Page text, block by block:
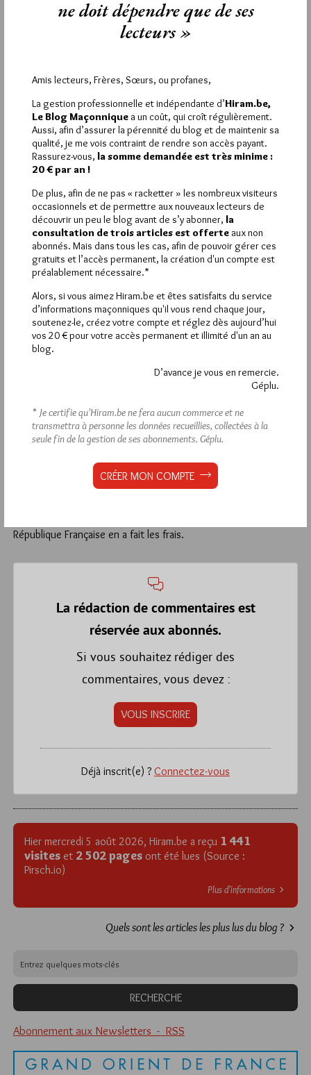
Je ne suis plus surpris, que ce chercheur dise des âneries , car il
ne connait pas la franc-maçonnerie c’est une erreur. Mais, que
Le journal Le Monde, reprenne de telles âneries, c’est une
faute. Je suppose que nous avons des FF et SS dans ce journal
et qu’ils auront le courage de dénoncer une telle bêtise.
3 MARS 2025 À 8H28 / RÉPONDRE
« Chercheur à sciences po- ! Il serait temps de s intéresser aux
modes de sélection des enseignants de sciences po. J ai l
impression que les postes sont attribués par copinage
politique et non pas par les titres et travaux. Quant au Journal
Le Monde, il a bien changé et pas dans le sens de l
amélioration.
FLINT
3 MARS 2025 À 7H34 /
Rien de nouveau sous le soleil…..Hélas ! !!
REMI
3 MARS 2025 À 5H54 / RÉPONDRE
La rédaction est extrêmement maladroite et le fameux
« chercheur » parle d’une chose qu’il ne semble pas connaître.
S’il le journalisme du Monde est souvent de qualité, la ligne
République Française en a fait les frais.
La rédaction de commentaires est
réservée aux abonnés.
Si vous souhaitez rédiger des
commentaires, vous devez :
VOUS INSCRIRE
Déjà inscrit(e) ? Connectez-vous
Hier mercredi 5 août 2026, Hiram.be a reçu 1 441
visites et 2 502 pages ont été lues (Source :
Pirsch.io)
Plus d’informations
Quels sont les articles les plus lus du blog ?
Abonnement aux Newsletters - RSS
ne doit dépendre que de ses
lecteurs »
Amis lecteurs, Frères, Sœurs, ou profanes,
La gestion professionnelle et indépendante d’Hiram.be,
Le Blog Maçonnique a un coût, qui croît régulièrement.
Aussi, afin d’assurer la pérennité du blog et de maintenir sa
qualité, je me vois contraint de rendre son accès payant.
Rassurez-vous, la somme demandée est très minime :
20 € par an !
De plus, afin de ne pas « racketter » les nombreux visiteurs
occasionnels et de permettre aux nouveaux lecteurs de
découvrir un peu le blog avant de s’y abonner, la
consultation de trois articles est offerte aux non
abonnés. Mais dans tous les cas, afin de pouvoir gérer ces
gratuits et l’accès permanent, la création d'un compte est
préalablement nécessaire.*
Alors, si vous aimez Hiram.be et êtes satisfaits du service
d’informations maçonniques qu'il vous rend chaque jour,
soutenez-le, créez votre compte et réglez dès aujourd’hui
vos 20 € pour votre accès permanent et illimité d'un an au
blog.
D’avance je vous en remercie.
Géplu.
* Je certifie qu’Hiram.be ne fera aucun commerce et ne
transmettra à personne les données recueillies, collectées à la
seule fin de la gestion de ses abonnements. Géplu.
CRÉER MON COMPTE